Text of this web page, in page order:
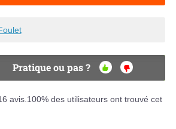
Pratique ou pas ?
OU
NO
N
avis. 100% des utilisateurs ont trouvé cet